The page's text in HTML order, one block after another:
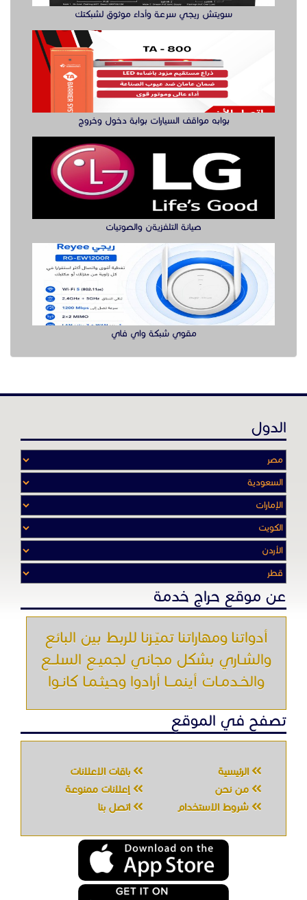
صيانة التلفزيةن والصوتيات
مقوي شبكة واي فاي
الدول
عن موقع حراج خدمة
أدواتنا ومهاراتنا تميّـزنا للربط بين البائع
والشـاري بشكل مجاني لجميـع السلــع
والخـدمـات أينمـــا أرادوا وحيثـمـا كانـوا
تصفح في الموقع
الرئيسية
باقات الإعلانات
شروط الاستخدام
اتصل بنا
لتقنية المعلومات